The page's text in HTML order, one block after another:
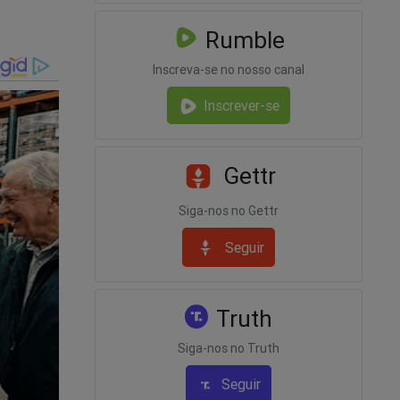
Rumble
Inscreva-se no nosso canal
Inscrever-se
Gettr
Siga-nos no Gettr
Seguir
Truth
Siga-nos no Truth
Seguir